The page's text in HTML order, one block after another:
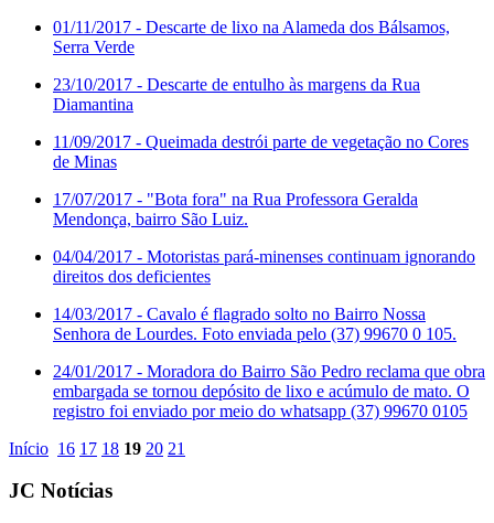
01/11/2017 - Descarte de lixo na Alameda dos Bálsamos,
Serra Verde
23/10/2017 - Descarte de entulho às margens da Rua
Diamantina
11/09/2017 - Queimada destrói parte de vegetação no Cores
de Minas
17/07/2017 - "Bota fora" na Rua Professora Geralda
Mendonça, bairro São Luiz.
04/04/2017 - Motoristas pará-minenses continuam ignorando
direitos dos deficientes
14/03/2017 - Cavalo é flagrado solto no Bairro Nossa
Senhora de Lourdes. Foto enviada pelo (37) 99670 0 105.
24/01/2017 - Moradora do Bairro São Pedro reclama que obra
embargada se tornou depósito de lixo e acúmulo de mato. O
registro foi enviado por meio do whatsapp (37) 99670 0105
Início 16 17 18 19 20 21
JC Notícias